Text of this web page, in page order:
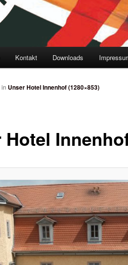
Kontakt Downloads
Hotel
in Unser Hotel Innenhof (1280×853)